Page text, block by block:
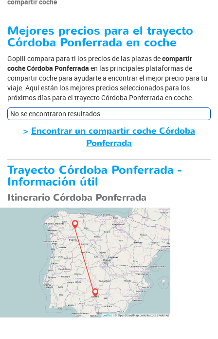
Mejores precios para el trayecto
Córdoba Ponferrada en coche
Gopili compara para ti los precios de las plazas decompartir
coche Córdoba Ponferrada en las principales plataformas de
compartir coche para ayudarte a encontrar el mejor precio para tu
viaje. Aquí están los mejores precios seleccionados para los
próximos días para el trayecto Córdoba Ponferrada en coche.
No se encontraron resultados
> Encontrar un compartir coche Córdoba
Ponferrada
Trayecto Córdoba Ponferrada -
Información útil
Itinerario Córdoba Ponferrada